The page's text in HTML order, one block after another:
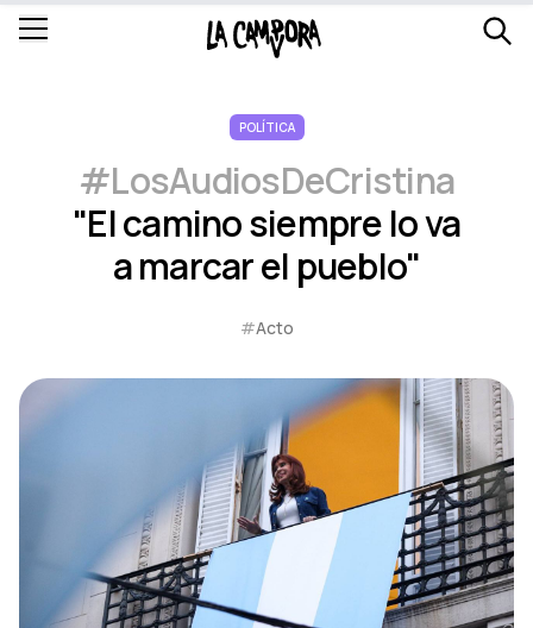
POLÍTICA
#LosAudiosDeCristina
"El camino siempre lo va
a marcar el pueblo"
#Acto